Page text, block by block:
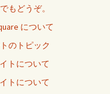
もどうぞ。
について
のトピック
トについて
トについて